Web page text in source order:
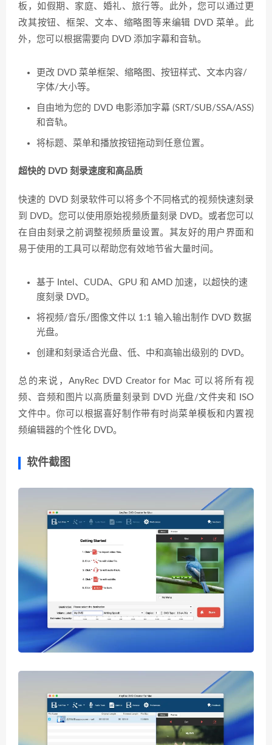
板，如假期、家庭、婚礼、旅行等。此外，您可以通过更
改其按钮、框架、文本、缩略图等来编辑 DVD 菜单。此
外，您可以根据需要向 DVD 添加字幕和音轨。
更改 DVD 菜单框架、缩略图、按钮样式、文本内容/
字体/大小等。
自由地为您的 DVD 电影添加字幕 (SRT/SUB/SSA/ASS)
和音轨。
将标题、菜单和播放按钮拖动到任意位置。
超快的 DVD 刻录速度和高品质
快速的 DVD 刻录软件可以将多个不同格式的视频快速刻录
到 DVD。您可以使用原始视频质量刻录 DVD。或者您可以
在自由刻录之前调整视频质量设置。其友好的用户界面和
易于使用的工具可以帮助您有效地节省大量时间。
基于 Intel、CUDA、GPU 和 AMD 加速，以超快的速
度刻录 DVD。
将视频/音乐/图像文件以 1:1 输入输出制作 DVD 数据
光盘。
创建和刻录适合光盘、低、中和高输出级别的 DVD。
总的来说，AnyRec DVD Creator for Mac 可以将所有视
频、音频和图片以高质量刻录到 DVD 光盘/文件夹和 ISO
文件中。你可以根据喜好制作带有时尚菜单模板和内置视
频编辑器的个性化 DVD。
软件截图